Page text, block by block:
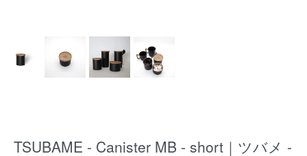
TSUBAME - Canister MB - short｜ツバメ -